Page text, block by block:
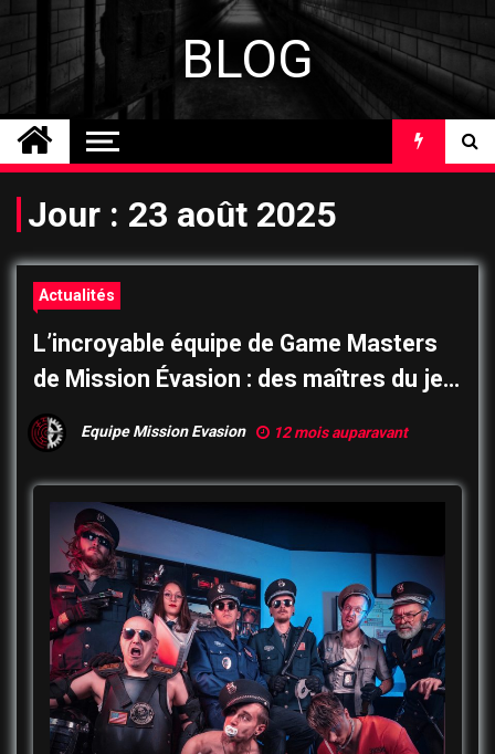
Skip
content
BLOG
Jour : 23 août 2025
Actualités
L’incroyable équipe de Game Masters
de Mission Évasion : des maîtres du jeu
pas comme les autres…
Equipe Mission Evasion 12 mois auparavant